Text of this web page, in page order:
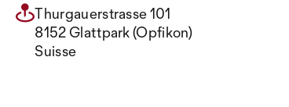
Thurgauerstrasse 101
8152 Glattpark (Opfikon)
Suisse